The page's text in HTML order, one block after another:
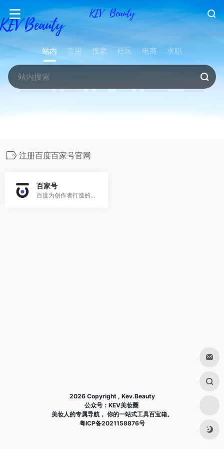
站内 常用 搜索 社区 电商 求职
注册百度百家号官网
百家号
百度为创作者打造的集创作、发布、变现于一体的内容创作平台，也是众多企业号实现营销转化的运营新阵地。
2026 Copyright , Kev.Beauty
公众号：KEV美妆圈
美妆人的专属导航， 你的一站式工具百宝箱。
粤ICP备2021158876号